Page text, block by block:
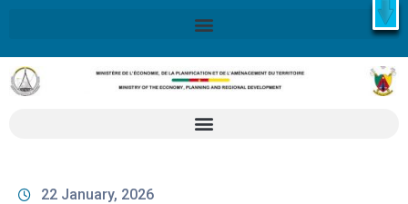
X
Retrouvez ici la Stratégie Nationale de Développement 2020-
2030SND30
En savoir plus
22 January, 2026